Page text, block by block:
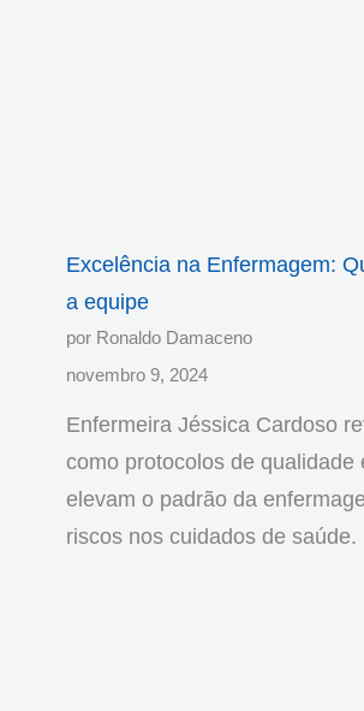
Excelência na Enfermagem:
a equipe
por Ronaldo Damaceno
novembro 9, 2024
Enfermeira Jéssica Cardoso
como protocolos de qualidade
elevam o padrão da
riscos nos cuidados de saúde.